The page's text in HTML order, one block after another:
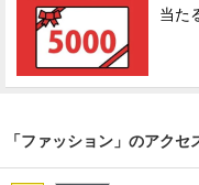
当た
「ファッション」のアクセ